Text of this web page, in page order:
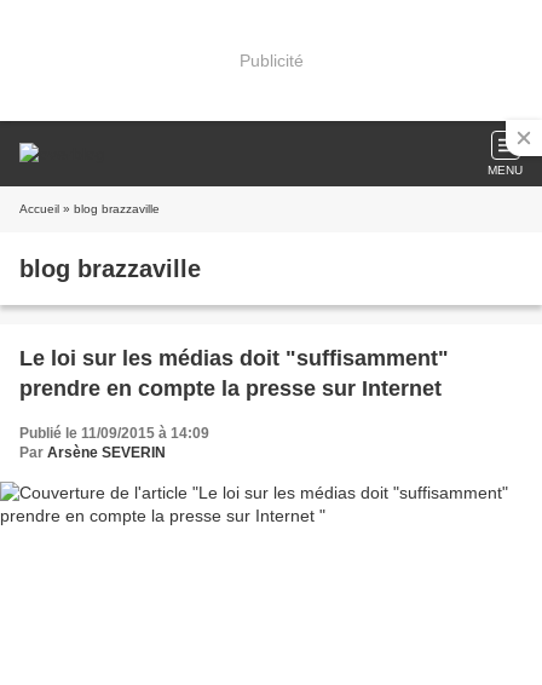
Publicité
MENU
Accueil » blog brazzaville
blog brazzaville
Le loi sur les médias doit "suffisamment"
prendre en compte la presse sur Internet
Publié le 11/09/2015 à 14:09
Par Arsène SEVERIN